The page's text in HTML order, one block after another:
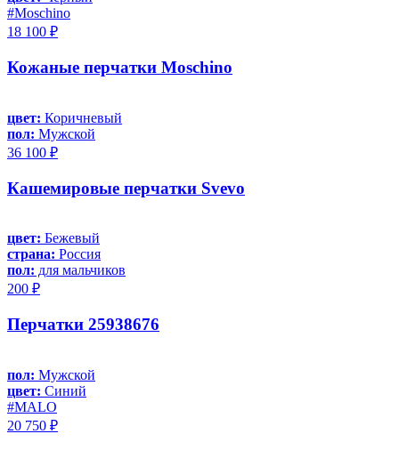
#Moschino
18 100 ₽
Кожаные перчатки Moschino
цвет: Коричневый
пол: Мужской
36 100 ₽
Кашемировые перчатки Svevo
цвет: Бежевый
страна: Россия
пол: для мальчиков
200 ₽
Перчатки 25938676
пол: Мужской
цвет: Синий
#MALO
20 750 ₽